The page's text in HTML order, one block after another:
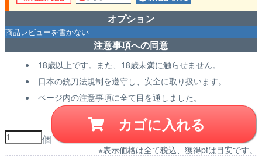
オプション
注意事項への同意
18歳以上です。また、18歳未満に触らせません。
日本の銃刀法規制を遵守し、安全に取り扱います。
ページ内の注意事項に全て目を通しました。
個
カゴに入れる
※表示価格は全て税込、獲得ptは目安です。